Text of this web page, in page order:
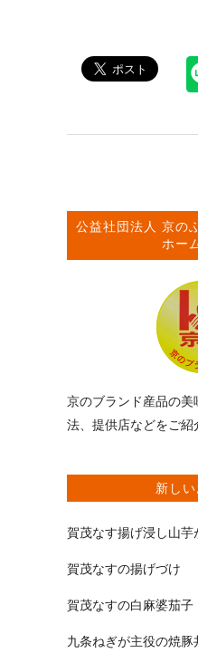
公益社団法人 京の
ホー
京のブランド産品の
法、提供店などをご紹
新し
賀茂なす揚げ浸し山芋
賀茂なすの揚げづけ
賀茂なすの白麻婆茄子
九条ねぎが主役の焼豚